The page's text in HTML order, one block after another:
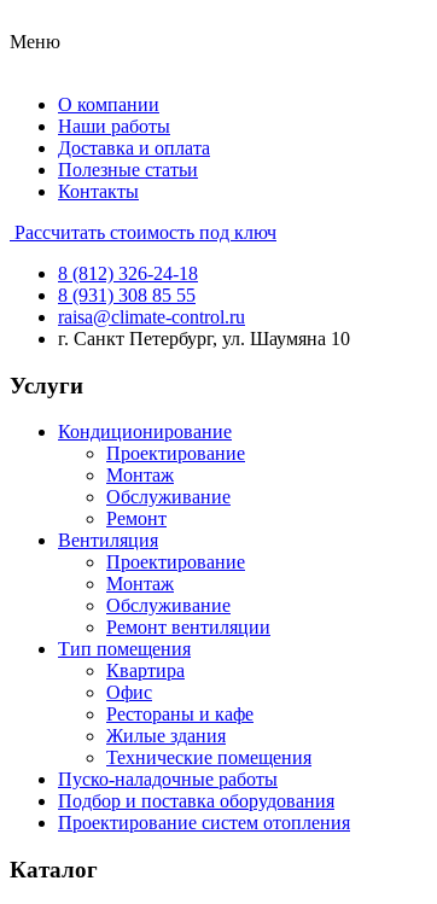
Меню
О компании
Наши работы
Доставка и оплата
Полезные статьи
Контакты
Рассчитать стоимость под ключ
8 (812) 326-24-18
8 (931) 308 85 55
raisa@climate-control.ru
г. Санкт Петербург, ул. Шаумяна 10
Услуги
Кондиционирование
Проектирование
Монтаж
Обслуживание
Ремонт
Вентиляция
Проектирование
Монтаж
Обслуживание
Ремонт вентиляции
Тип помещения
Квартира
Офис
Рестораны и кафе
Жилые здания
Технические помещения
Пуско-наладочные работы
Подбор и поставка оборудования
Проектирование систем отопления
Каталог